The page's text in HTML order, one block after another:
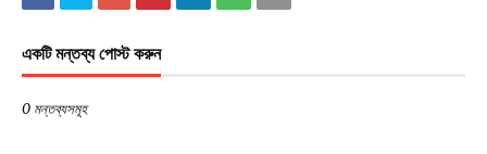
একটি মন্তব্য পোস্ট করুন
0 মন্তব্যসমূহ